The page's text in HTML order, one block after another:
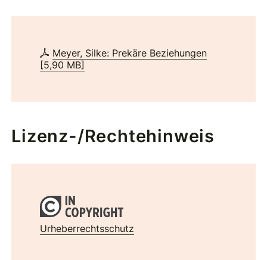
Meyer, Silke: Prekäre Beziehungen
[5,90 MB]
Lizenz-/Rechtehinweis
Urheberrechtsschutz